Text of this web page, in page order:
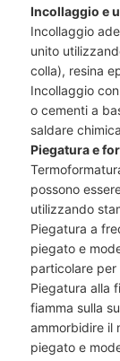
Incollaggio e
Incollaggio
unito
colla), resina
Incollaggio
o cementi a
saldare
Piegatura e
possono
utilizzando
Piegatura a
piegato e
particolare per
Piegatura alla
fiamma sulla
ammorbidire il
piegato e